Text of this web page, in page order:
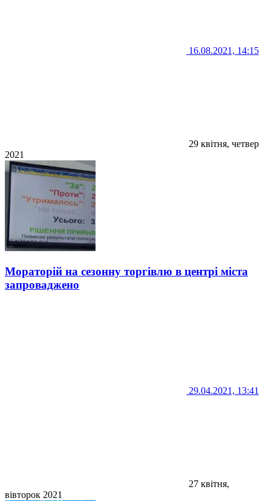
16.08.2021, 14:15
29 квітня, четвер
2021
Мораторій на сезонну торгівлю в центрі міста
запроваджено
29.04.2021, 13:41
27 квітня,
вівторок 2021